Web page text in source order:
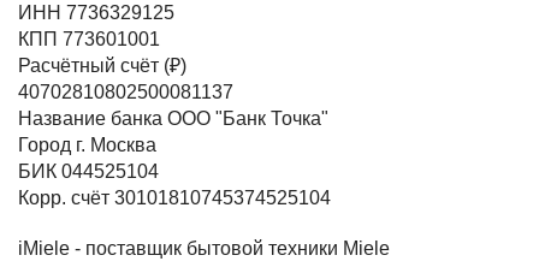
ИНН 7736329125
КПП 773601001
Расчётный счёт (₽)
40702810802500081137
Название банка ООО "Банк Точка"
Город г. Москва
БИК 044525104
Корр. счёт 30101810745374525104
iMiele - поставщик бытовой техники Miele